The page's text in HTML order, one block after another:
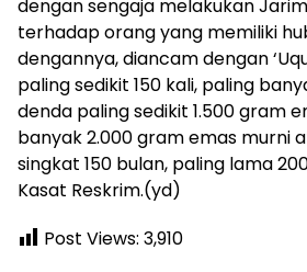
dengan sengaja melakukan
terhadap orang yang memiliki
dengannya, diancam dengan
paling sedikit 150 kali, paling
denda paling sedikit 1.500 gram
banyak 2.000 gram emas murni
singkat 150 bulan, paling lama
Kasat Reskrim.(yd)
Post Views: 3,910